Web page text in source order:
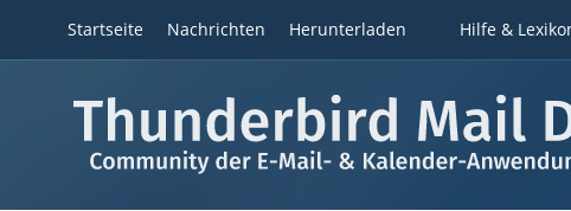
Startseite Nachrichten Herunterladen Hilfe &